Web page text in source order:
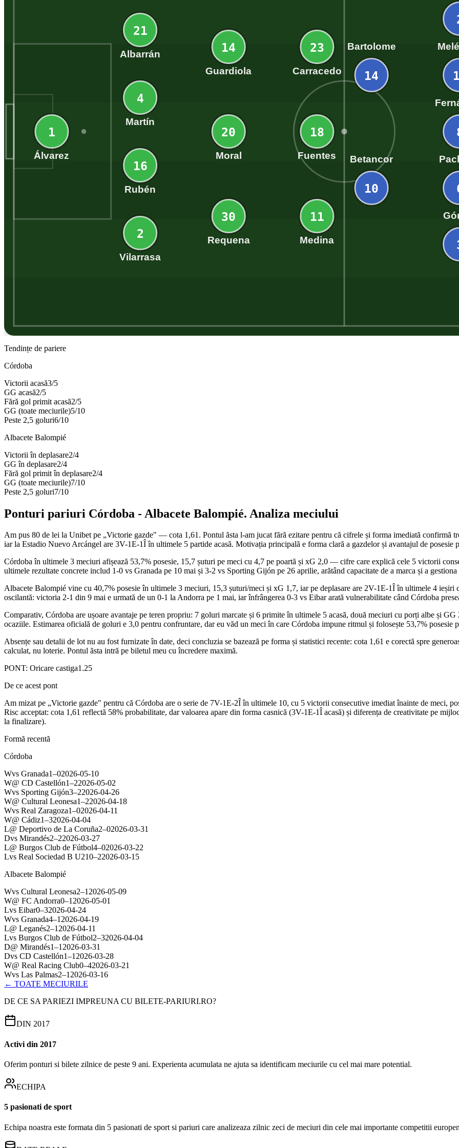
1
Álvarez
21
Albarrán
4
Martín
16
Rubén
2
Vilarrasa
14
Guardiola
20
Moral
30
Requena
23
Carracedo
18
Fuentes
11
Medina
14
Bartolome
10
Betancor
Tendințe de pariere
Córdoba
Victorii acasă3/5
GG acasă2/5
Fără gol primit acasă2/5
GG (toate meciurile)5/10
Peste 2,5 goluri6/10
Albacete Balompié
Victorii în deplasare2/4
GG în deplasare2/4
Fără gol primit în deplasare2/4
GG (toate meciurile)7/10
Peste 2,5 goluri7/10
Ponturi pariuri Córdoba - Albacete Balompié. Analiza meciului
Am pus 80 de lei la Unibet pe „Victorie gazde" — cota 1,61. Pontul ăsta l-am jucat fără ezitare pentru că cifrele și forma imediată
iar la Estadio Nuevo Arcángel are 3V-1E-1Î în ultimele 5 partide acasă. Motivația principală e forma clară a gazdelor și avantajul de posesie
Córdoba în ultimele 3 meciuri afișează 53,7% posesie, 15,7 șuturi pe meci cu 4,7 pe poartă și xG 2,0 — cifre care explică cele 5 victorii
ultimele rezultate concrete includ 1-0 vs Granada pe 10 mai și 3-2 vs Sporting Gijón pe 26 aprilie, arătând capacitate de a marca și a
Albacete Balompié vine cu 40,7% posesie în ultimele 3 meciuri, 15,3 șuturi/meci și xG 1,7, iar pe deplasare are 2V-1E-1Î în ultimele 4
oscilantă: victoria 2-1 din 9 mai e urmată de un 0-1 la Andorra pe 1 mai, iar înfrângerea 0-3 vs Eibar arată vulnerabilitate când Córdoba
Comparativ, Córdoba are ușoare avantaje pe teren propriu: 7 goluri marcate și 6 primite în ultimele 5 acasă, două meciuri cu porți albe și
ocaziile. Estimarea oficială de goluri e 3,0 pentru confruntare, dar eu văd un meci în care Córdoba impune ritmul și folosește 53,7% posesie
Absențe sau detalii de lot nu au fost furnizate în date, deci concluzia se bazează pe forma și statistici recente: cota 1,61 e corectă spre
calculat, nu loterie. Pontul ăsta intră pe biletul meu cu încredere maximă.
PONT: Oricare castiga1.25
De ce acest pont
Am mizat pe „Victorie gazde" pentru că Córdoba are o serie de 7V-1E-2Î în ultimele 10, cu 5 victorii consecutive imediat înainte de meci,
Risc acceptat: cota 1,61 reflectă 58% probabilitate, dar valoarea apare din forma casnică (3V-1E-1Î acasă) și diferența de creativitate pe
la finalizare).
Formă recentă
Córdoba
Wvs Granada1–02026-05-10
W@ CD Castellón1–22026-05-02
Wvs Sporting Gijón3–22026-04-26
W@ Cultural Leonesa1–22026-04-18
Wvs Real Zaragoza1–02026-04-11
W@ Cádiz1–32026-04-04
L@ Deportivo de La Coruña2–02026-03-31
Dvs Mirandés2–22026-03-27
L@ Burgos Club de Fútbol4–02026-03-22
Lvs Real Sociedad B U210–22026-03-15
Albacete Balompié
Wvs Cultural Leonesa2–12026-05-09
W@ FC Andorra0–12026-05-01
Lvs Eibar0–32026-04-24
Wvs Granada4–12026-04-19
L@ Leganés2–12026-04-11
Lvs Burgos Club de Fútbol2–32026-04-04
D@ Mirandés1–12026-03-31
Dvs CD Castellón1–12026-03-28
W@ Real Racing Club0–42026-03-21
Wvs Las Palmas2–12026-03-16
← TOATE MECIURILE
DE CE SA PARIEZI IMPREUNA CU BILETE-PARIURI.RO?
DIN 2017
Activi din 2017
Oferim ponturi si bilete zilnice de peste 9 ani. Experienta acumulata ne ajuta sa identificam meciurile cu cel mai mare potential.
ECHIPA
5 pasionati de sport
Echipa noastra este formata din 5 pasionati de sport si pariuri care analizeaza zilnic zeci de meciuri din cele mai importante competitii